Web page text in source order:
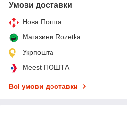
Умови доставки
Нова Пошта
Магазини Rozetka
Укрпошта
Meest ПОШТА
Всі умови доставки